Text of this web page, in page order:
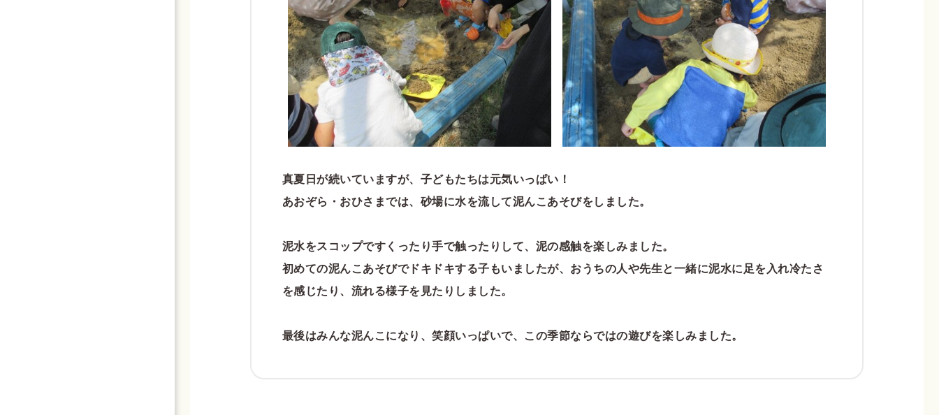
真夏日が続いていますが、子どもたちは元気いっぱい！
あおぞら・おひさまでは、砂場に水を流して泥んこあそびをしました。
泥水をスコップですくったり手で触ったりして、泥の感触を楽しみました。
初めての泥んこあそびでドキドキする子もいましたが、おうちの人や先生と一緒に泥水に足を入れ冷たさ
を感じたり、流れる様子を見たりしました。
最後はみんな泥んこになり、笑顔いっぱいで、この季節ならではの遊びを楽しみました。